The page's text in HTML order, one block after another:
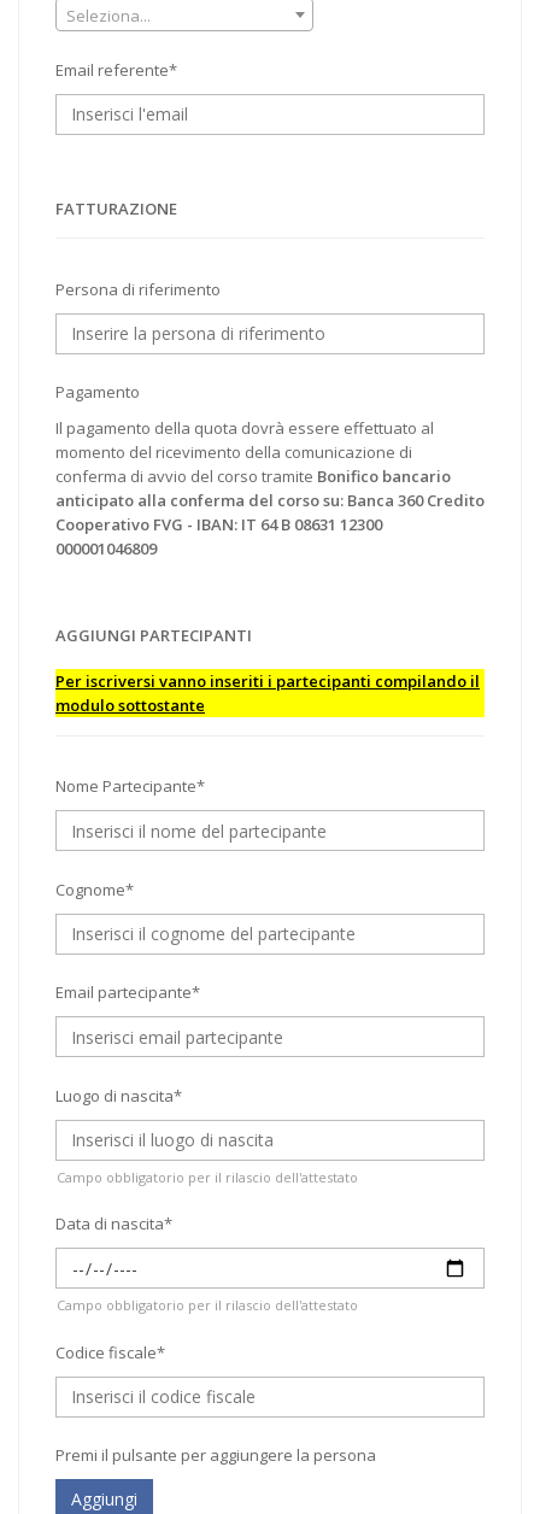
Seleziona...
Email referente*
FATTURAZIONE
Persona di riferimento
Pagamento
Il pagamento della quota dovrà essere effettuato al
momento del ricevimento della comunicazione di
conferma di avvio del corso tramite Bonifico bancario
anticipato alla conferma del corso su: Banca 360 Credito
Cooperativo FVG - IBAN: IT 64 B 08631 12300
000001046809
AGGIUNGI PARTECIPANTI
Per iscriversi vanno inseriti i partecipanti compilando il
modulo sottostante
Nome Partecipante*
Cognome*
Email partecipante*
Luogo di nascita*
Campo obbligatorio per il rilascio dell'attestato
Data di nascita*
Campo obbligatorio per il rilascio dell'attestato
Codice fiscale*
Premi il pulsante per aggiungere la persona
Aggiungi